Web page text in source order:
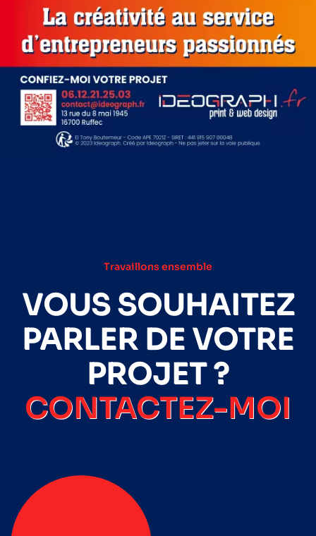
Travaillons ensemble
VOUS SOUHAITEZ
PARLER DE VOTRE
PROJET ?
CONTACTEZ-MOI